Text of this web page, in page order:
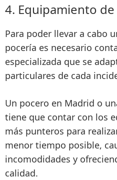
4. Equipamiento
Para poder llevar a cabo
pocería es necesario
especializada que se
particulares de cada
Un pocero en Madrid o
tiene que contar con los
más punteros para
menor tiempo posible,
incomodidades y
calidad.